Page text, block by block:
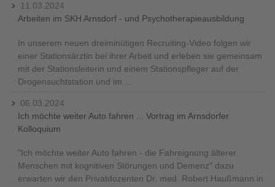
11.03.2024
Arbeiten im SKH Arnsdorf - und Psychotherapieausbildung
In unserem neuen dreiminütigen Recruiting-Video folgen wir
einer Stationsärztin bei ihrer Arbeit und erleben sie gemeinsam
mit der Stationsleiterin und einem Stationspfleger auf der
Drogensuchtstation und im …
06.03.2024
Ich möchte weiter Auto fahren ... Vortrag im Arnsdorfer
Kolloquium
"Ich möchte weiter Auto fahren - die Fahreignung älterer
Menschen mit kognitiven Störungen und Demenz" dazu
erwarten wir den Privatdozenten Dr. med. Robert Haußmann in